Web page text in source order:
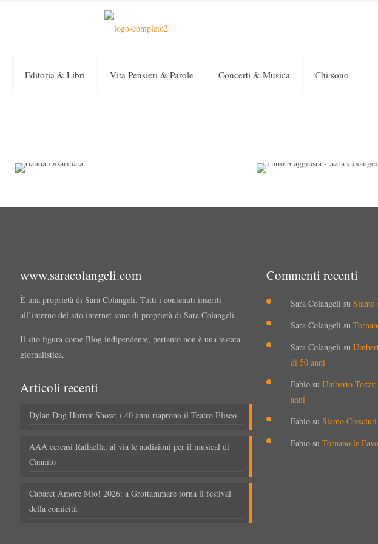
Editoria & Libri Vita Pensieri & Parole Concerti & Musica Chi sono
www.saracolangeli.com
È una proprietà di Sara Colangeli. Tutti i contenuti inseriti
all’interno del sito internet sono di proprietà di Sara Colangeli.
Il sito figura come Blog indipendente, pertanto non è una testata
giornalistica.
Articoli recenti
Dylan Dog Horror Show: i 40 anni riaprono il Teatro Eliseo
AAA cercasi Raffaella: al via le audizioni per il musical di
Cannito
Cabaret Amore Mio! 2026: a Grottammare torna il festival
della comicità
Commenti recenti
Sara Colangeli suSiamo
Sara Colangeli su
Sara Colangeli su
di 50 anni
Fabio suUmberto
anni
Fabio suSiamo
Fabio suTornano le